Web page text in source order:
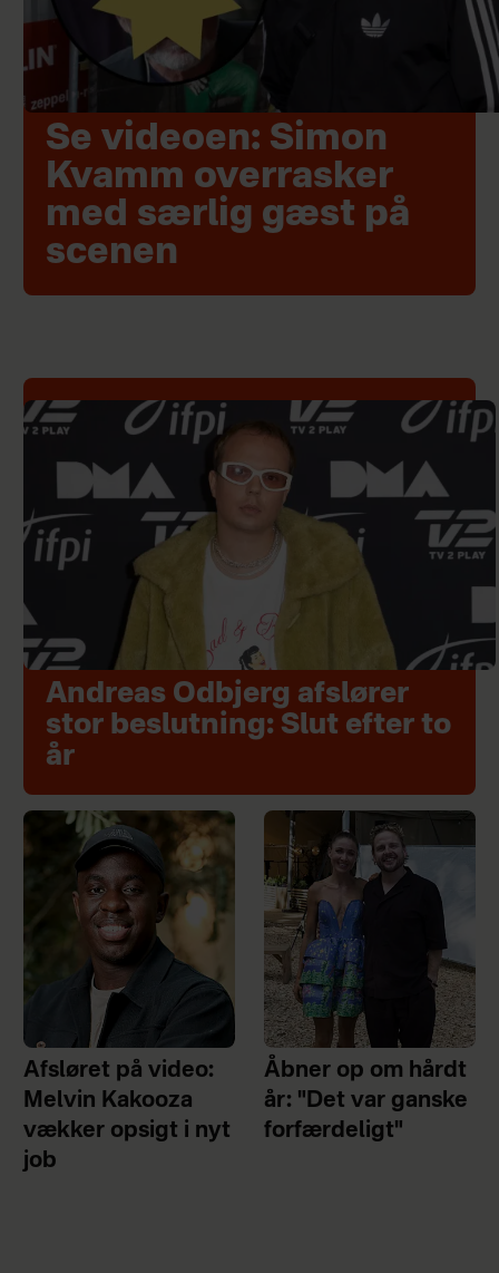
Se videoen: Simon
Kvamm overrasker
med særlig gæst på
scenen
Andreas Odbjerg afslører
stor beslutning: Slut efter to
år
Afsløret på video:
Melvin Kakooza
vækker opsigt i nyt
job
Åbner op om hårdt
år: "Det var ganske
forfærdeligt"